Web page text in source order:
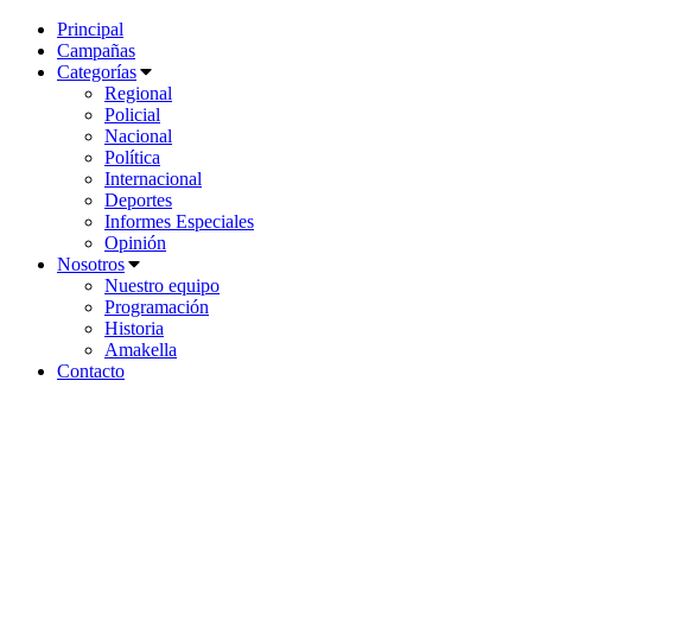
Principal
Campañas
Categorías
Regional
Policial
Nacional
Política
Internacional
Deportes
Informes Especiales
Opinión
Nosotros
Nuestro equipo
Programación
Historia
Amakella
Contacto